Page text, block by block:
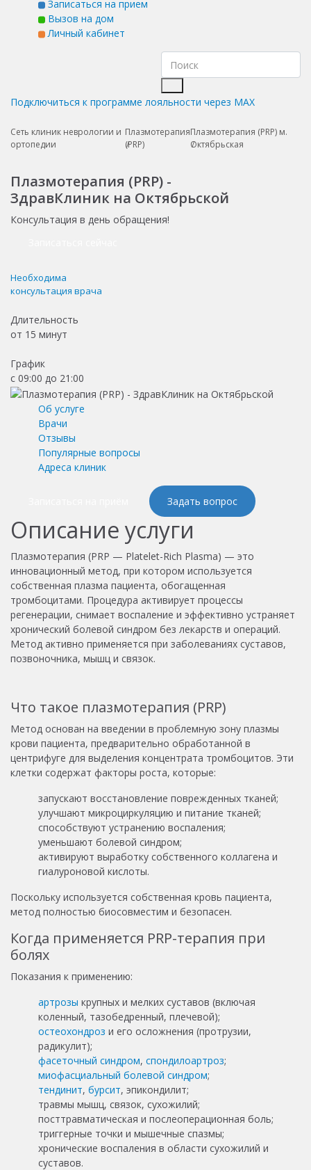
Записаться на прием
Вызов на дом
Личный кабинет
Подключиться к программе лояльности через MAX
Сеть клиник неврологии и
ортопедии
Плазмотерапия
(PRP)
Плазмотерапия (PRP) м.
Октябрьская
Плазмотерапия (PRP) -
ЗдравКлиник на Октябрьской
Консультация в день обращения!
Необходима
консультация врача
Длительность
от 15 минут
График
с 09:00 до 21:00
Об услуге
Врачи
Отзывы
Популярные вопросы
Адреса клиник
Задать вопрос
Описание услуги
Плазмотерапия (PRP — Platelet-Rich Plasma) — это
инновационный метод, при котором используется
собственная плазма пациента, обогащенная
тромбоцитами. Процедура активирует процессы
регенерации, снимает воспаление и эффективно устраняет
хронический болевой синдром без лекарств и операций.
Метод активно применяется при заболеваниях суставов,
позвоночника, мышц и связок.
Что такое плазмотерапия (PRP)
Метод основан на введении в проблемную зону плазмы
крови пациента, предварительно обработанной в
центрифуге для выделения концентрата тромбоцитов. Эти
клетки содержат факторы роста, которые:
запускают восстановление поврежденных тканей;
улучшают микроциркуляцию и питание тканей;
способствуют устранению воспаления;
уменьшают болевой синдром;
активируют выработку собственного коллагена и
гиалуроновой кислоты.
Поскольку используется собственная кровь пациента,
метод полностью биосовместим и безопасен.
Когда применяется PRP-терапия при
болях
Показания к применению:
артрозы крупных и мелких суставов (включая
коленный, тазобедренный, плечевой);
остеохондроз и его осложнения (протрузии,
радикулит);
фасеточный синдром, спондилоартроз;
миофасциальный болевой синдром;
тендинит, бурсит, эпикондилит;
травмы мышц, связок, сухожилий;
посттравматическая и послеоперационная боль;
триггерные точки и мышечные спазмы;
хронические воспаления в области сухожилий и
суставов.